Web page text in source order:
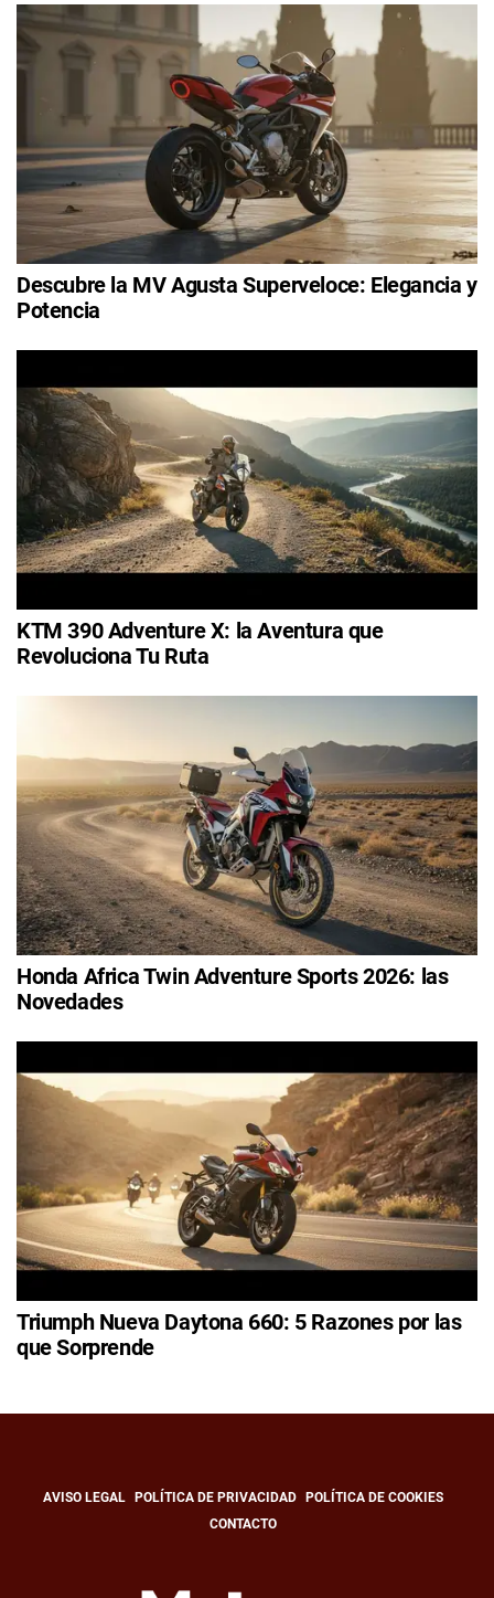
Descubre la MV Agusta Superveloce: Elegancia y
Potencia
KTM 390 Adventure X: la Aventura que
Revoluciona Tu Ruta
Honda Africa Twin Adventure Sports 2026: las
Novedades
Triumph Nueva Daytona 660: 5 Razones por las
que Sorprende
AVISO LEGAL POLÍTICA DE PRIVACIDAD
POLÍTICA DE COOKIES
CONTACTO